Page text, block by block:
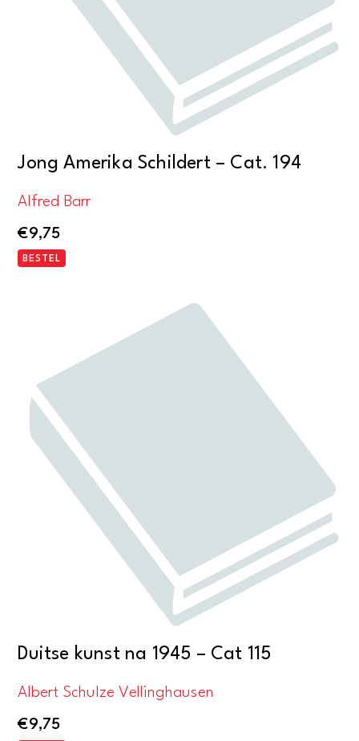
Jong Amerika Schildert – Cat. 194
Alfred Barr
€9,75
BESTEL
Duitse kunst na 1945 – Cat 115
Albert Schulze Vellinghausen
€9,75